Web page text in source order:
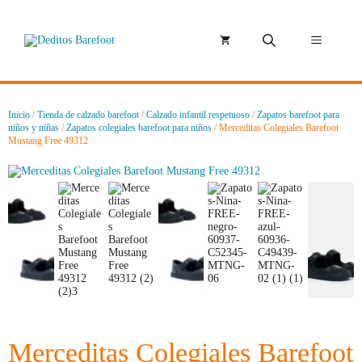
contenido
Menú
Inicio /Tienda de calzado barefoot/Calzado infantil respetuoso /Zapatos barefoot para
niños y niñas /Zapatos colegiales barefoot para niños / Merceditas Colegiales Barefoot
Mustang Free 49312
Merceditas Colegiales Barefoot